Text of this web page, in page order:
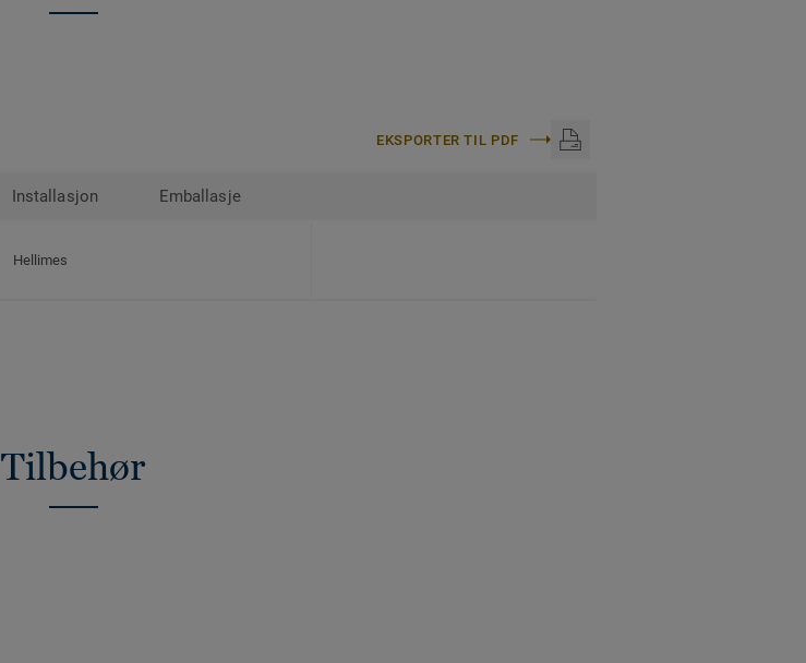
EKSPORTER TIL PDF
Installasjon Emballasje
Hellimes
Tilbehør